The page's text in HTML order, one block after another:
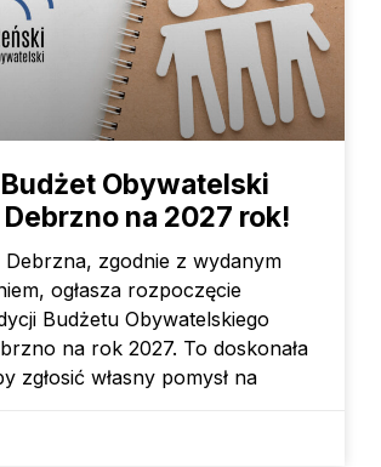
Obywatelski
na 2027 rok!
zgodnie z wydanym
ogłasza rozpoczęcie
Budżetu Obywatelskiego
na rok 2027. To doskonała
zgłosić własny pomysł na